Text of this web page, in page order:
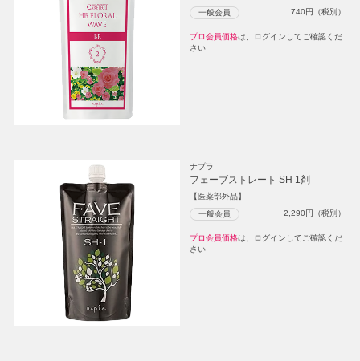
一般会員 740円（税別）
プロ会員価格は、ログインしてご確認くだ
さい
ナプラ
フェーブストレート SH 1剤
【医薬部外品】
一般会員 2,290円（税別）
プロ会員価格は、ログインしてご確認くだ
さい